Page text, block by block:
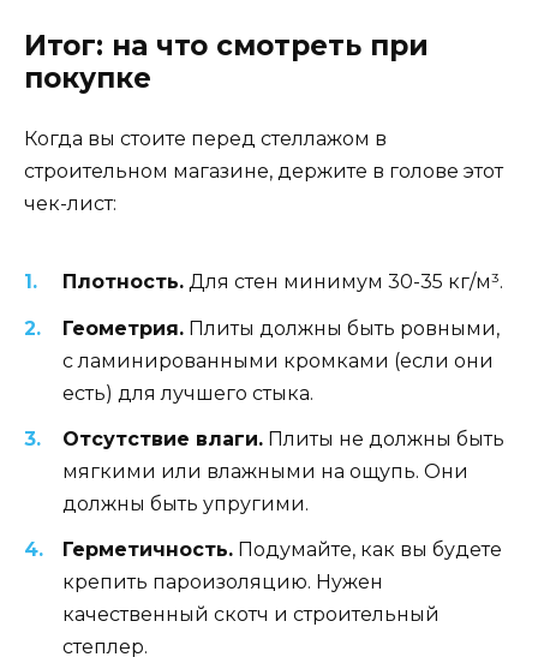
Итог: на что смотреть при
покупке
Когда вы стоите перед стеллажом в
строительном магазине, держите в голове этот
чек-лист:
Плотность. Для стен минимум 30-35 кг/м³.
Геометрия. Плиты должны быть ровными,
с ламинированными кромками (если они
есть) для лучшего стыка.
Отсутствие влаги. Плиты не должны быть
мягкими или влажными на ощупь. Они
должны быть упругими.
Герметичность. Подумайте, как вы будете
крепить пароизоляцию. Нужен
качественный скотч и строительный
степлер.